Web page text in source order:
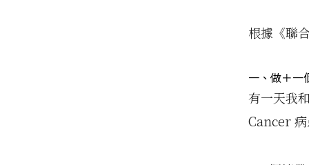
根據《聯
一、做＋一
有一天我
Cancer